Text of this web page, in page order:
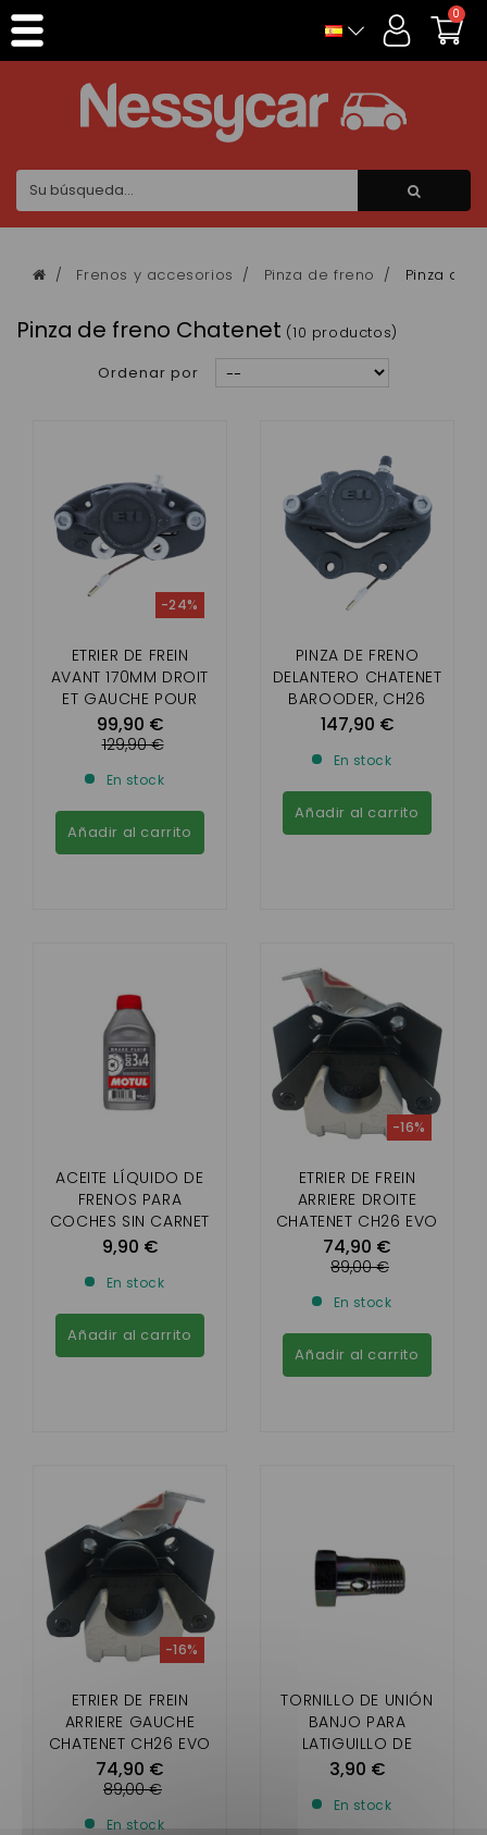
0
Frenos y accesorios Pinza de freno Pinza de
Pinza de freno Chatenet (10 productos)
Ordenar por
ETRIER DE FREIN
AVANT 170MM DROIT
ET GAUCHE POUR
MICROCAR
LYRA,VIRGO ,MC1
STELLA, MEDIA , JDM
TITANE
99,90 €
-24%
129,90 €
En stock
Añadir al carrito
PINZA DE FRENO
DELANTERO CHATENET
BAROODER, CH26
(1ER MONTAJE)
147,90 €
En stock
Añadir al carrito
ACEITE LÍQUIDO DE
FRENOS PARA
COCHES SIN CARNET
9,90 €
En stock
Añadir al carrito
ETRIER DE FREIN
ARRIERE DROITE
CHATENET CH26 EVO
CH40 CH46 (AVEC
DISQUE DE FREIN
74,90 €
-16%
89,00 €
En stock
Añadir al carrito
ETRIER DE FREIN
ARRIERE GAUCHE
CHATENET CH26 EVO
CH40 CH46 (AVEC
DISQUE DE FREIN
74,90 €
-16%
89,00 €
En stock
TORNILLO DE UNIÓN
BANJO PARA
LATIGUILLO DE
FRENO/PINZA DE
FRENO (10 X100)
3,90 €
En stock
Panel de gestión de cookies